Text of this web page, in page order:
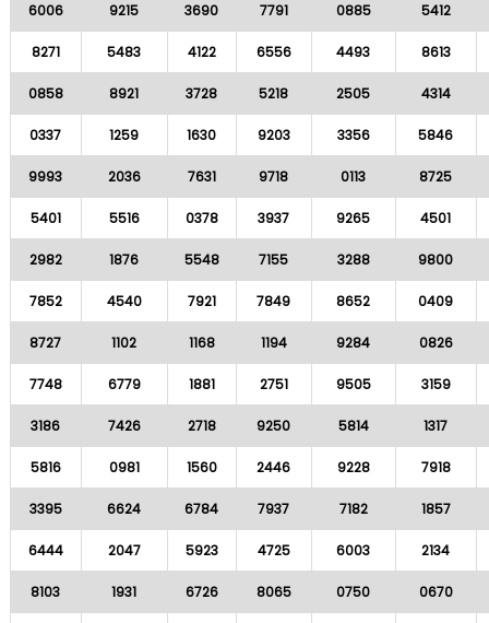
6006 9215 3690 7791 0885 5412
8271 5483 4122 6556 4493 8613
0858 8921 3728 5218 2505 4314
0337 1259 1630 9203 3356 5846
9993 2036 7631 9718 0113 8725
5401 5516 0378 3937 9265 4501
2982 1876 5548 7155 3288 9800
7852 4540 7921 7849 8652 0409
8727 1102 1168 1194 9284 0826
7748 6779 1881 2751 9505 3159
3186 7426 2718 9250 5814 1317
5816 0981 1560 2446 9228 7918
3395 6624 6784 7937 7182 1857
6444 2047 5923 4725 6003 2134
8103 1931 6726 8065 0750 0670